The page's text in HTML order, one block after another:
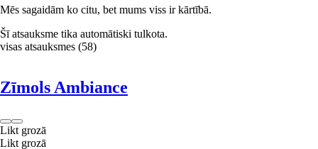
Mēs sagaidām ko citu, bet mums viss ir kārtībā.
Šī atsauksme tika automātiski tulkota.
visas atsauksmes (58)
Zīmols Ambiance
Likt grozā
Likt grozā